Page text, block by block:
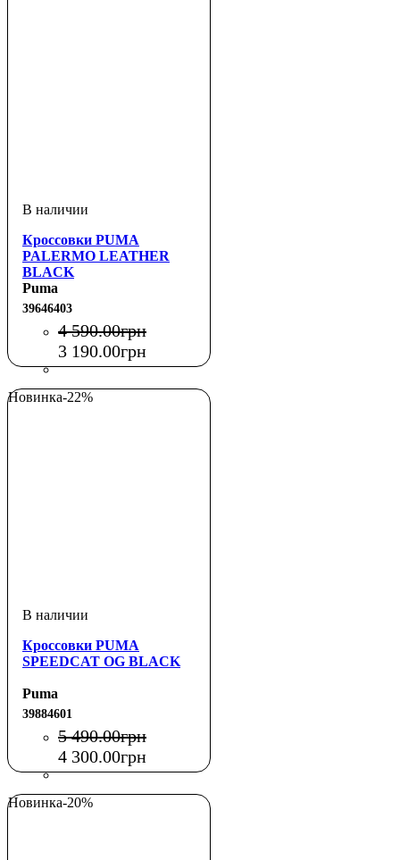
Кроссовки PUMA
PALERMO LEATHER
BLACK
Puma
39646403
4 590.00грн
3 190.00грн
Новинка-22%
Кроссовки PUMA
SPEEDCAT OG BLACK
Puma
39884601
5 490.00грн
4 300.00грн
Новинка-20%